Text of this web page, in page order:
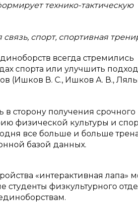
технико-тактическую
спорт, спортивная
всегда стремились
спорта или улучшить
(Ишков В. С., Ишков А. В.,
сторону получения срочного
физической культуры и
все больше и больше
базой данных.
«интерактивная лапа»
студенты физкультурного